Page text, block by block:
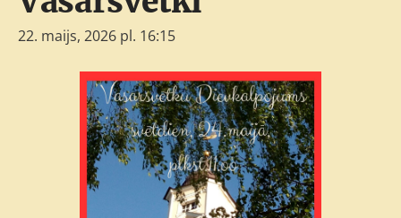
22. maijs, 2026 pl. 16:15